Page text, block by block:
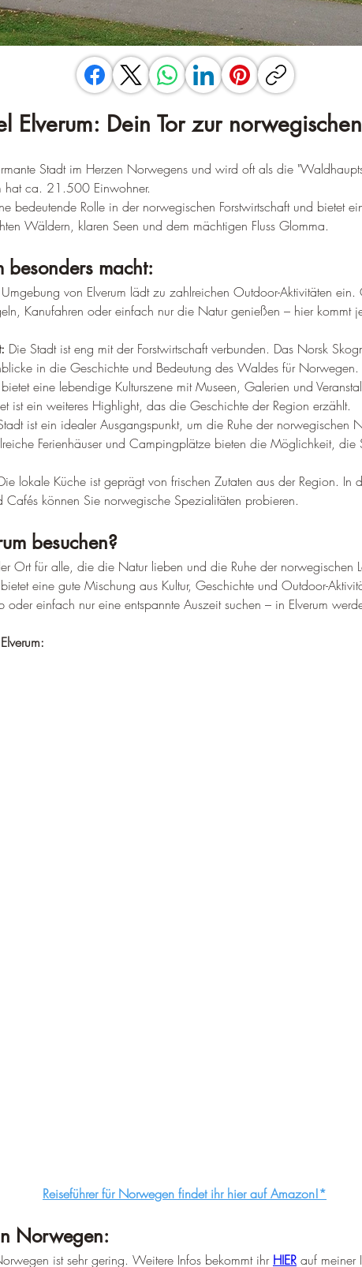
Elverum: Dein Tor zur
Stadt im Herzen Norwegens und wird oft als die
hat ca. 21.500 Einwohner.
bedeutende Rolle in der norwegischen Forstwirtschaft und bietet
Wäldern, klaren Seen und dem mächtigen Fluss Glomma.
besonders macht:
von Elverum lädt zu zahlreichen Outdoor-Aktivitäten ein.
Kanufahren oder einfach nur die Natur genießen – hier kommt
Die Stadt ist eng mit der Forstwirtschaft verbunden. Das Norsk
in die Geschichte und Bedeutung des Waldes für Norwegen.
bietet eine lebendige Kulturszene mit Museen, Galerien und
ist ein weiteres Highlight, das die Geschichte der Region erzählt.
ist ein idealer Ausgangspunkt, um die Ruhe der norwegischen
Ferienhäuser und Campingplätze bieten die Möglichkeit, die
lokale Küche ist geprägt von frischen Zutaten aus der Region. In
Cafés können Sie norwegische Spezialitäten probieren.
besuchen?
Ort für alle, die die Natur lieben und die Ruhe der norwegischen
eine gute Mischung aus Kultur, Geschichte und Outdoor-
oder einfach nur eine entspannte Auszeit suchen – in Elverum
Reiseführer für Norwegen findet ihr hier auf Amazon!*
Norwegen:
ist sehr gering. Weitere Infos bekommt ihr HIER auf meiner